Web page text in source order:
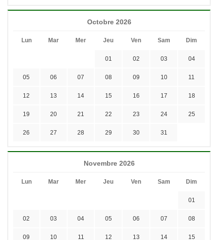
Octobre 2026
Lun Mar Mer Jeu Ven Sam Dim
01 02 03 04
05 06 07 08 09 10 11
12 13 14 15 16 17 18
19 20 21 22 23 24 25
26 27 28 29 30 31
Novembre 2026
Lun Mar Mer Jeu Ven Sam Dim
01
02 03 04 05 06 07 08
09 10 11 12 13 14 15